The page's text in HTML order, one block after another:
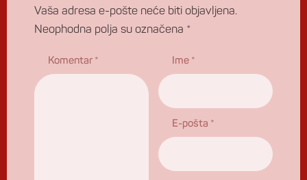
Vaša adresa e-pošte neće biti objavljena.
Neophodna polja su označena *
Komentar * Ime *
E-pošta *